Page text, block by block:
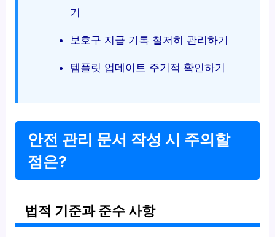
기
보호구 지급 기록 철저히 관리하기
템플릿 업데이트 주기적 확인하기
안전 관리 문서 작성 시 주의할
점은?
법적 기준과 준수 사항